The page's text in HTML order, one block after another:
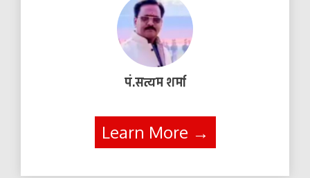
पं.सत्यम शर्मा
Learn More →